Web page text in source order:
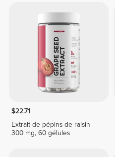
$22.71
Extrait de pépins de raisin
300 mg, 60 gélules